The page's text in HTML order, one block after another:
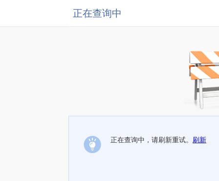
正在查询中
正在查询中，请刷新重试。 刷新